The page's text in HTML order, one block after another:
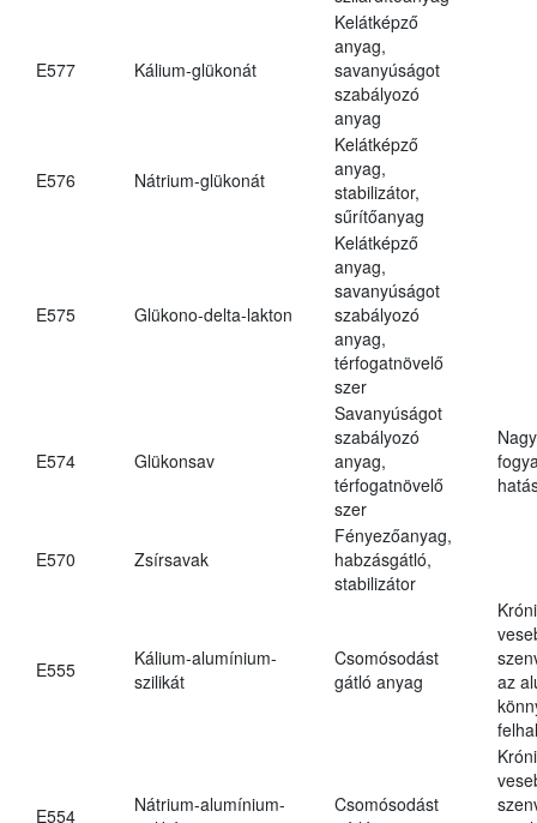
E577 Kálium-glükonát
Kelátképző
anyag,
savanyúságot
szabályozó
anyag
E576 Nátrium-glükonát
Kelátképző
anyag,
stabilizátor,
sűrítőanyag
E575 Glükono-delta-lakton
Kelátképző
anyag,
savanyúságot
szabályozó
anyag,
térfogatnövelő
szer
E574 Glükonsav
Savanyúságot
szabályozó
anyag,
térfogatnövelő
szer
E570 Zsírsavak
Fényezőanyag,
habzásgátló,
stabilizátor
E555
Kálium-alumínium-
szilikát
Csomósodást
gátló anyag
az
E554
Nátrium-alumínium-
Csomósodást